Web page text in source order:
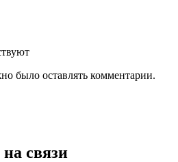
было оставлять комментарии.
связи